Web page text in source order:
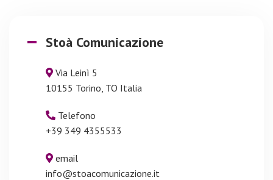
Stoà Comunicazione
Via Leinì 5
10155 Torino, TO Italia
Telefono
+39 349 4355533
email
info@stoacomunicazione.it